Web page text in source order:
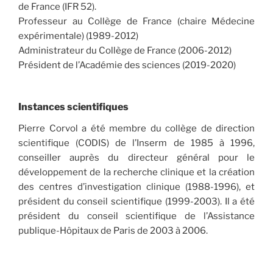
de France (IFR 52).
Professeur au Collège de France (chaire Médecine
expérimentale) (1989-2012)
Administrateur du Collège de France (2006-2012)
Président de l’Académie des sciences (2019-2020)
Instances scientifiques
Pierre Corvol a été membre du collège de direction
scientifique (CODIS) de l’Inserm de 1985 à 1996,
conseiller auprès du directeur général pour le
développement de la recherche clinique et la création
des centres d’investigation clinique (1988-1996), et
président du conseil scientifique (1999-2003). Il a été
président du conseil scientifique de l’Assistance
publique-Hôpitaux de Paris de 2003 à 2006.